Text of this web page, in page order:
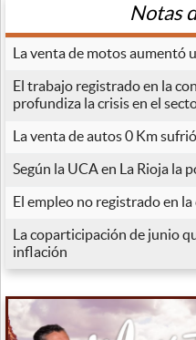
Notas
La venta de motos aumentó
El trabajo registrado en la
profundiza la crisis en el
La venta de autos 0 Km
Según la UCA en La Rioja la
El empleo no registrado en
La coparticipación de junio
inflación